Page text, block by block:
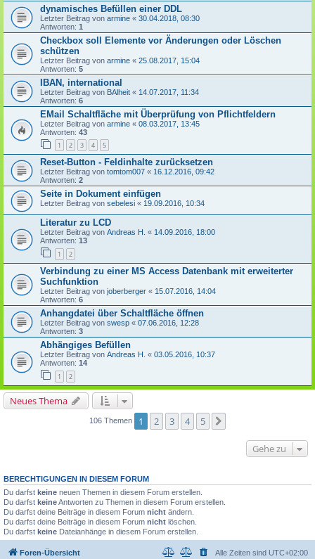
dynamisches Befüllen einer DDL
Letzter Beitrag von armine « 30.04.2018, 08:30
Antworten: 1
Checkbox soll Elemente vor Änderungen oder Löschen
schützen
Letzter Beitrag von armine « 25.08.2017, 15:04
Antworten: 5
IBAN, international
Letzter Beitrag von BAlheit « 14.07.2017, 11:34
Antworten: 6
EMail Schaltfläche mit Überprüfung von Pflichtfeldern
Letzter Beitrag von armine « 08.03.2017, 13:45
Antworten: 43
1 2 3 4 5
Reset-Button - Feldinhalte zurücksetzen
Letzter Beitrag von tomtom007 « 16.12.2016, 09:42
Antworten: 2
Seite in Dokument einfügen
Letzter Beitrag von sebelesi « 19.09.2016, 10:34
Literatur zu LCD
Letzter Beitrag von Andreas H. « 14.09.2016, 18:00
Antworten: 13
1 2
Verbindung zu einer MS Access Datenbank mit erweiterter
Suchfunktion
Letzter Beitrag von joberberger « 15.07.2016, 14:04
Antworten: 6
Anhangdatei über Schaltfläche öffnen
Letzter Beitrag von swesp « 07.06.2016, 12:28
Antworten: 3
Abhängiges Befüllen
Letzter Beitrag von Andreas H. « 03.05.2016, 10:37
Antworten: 14
1 2
Neues Thema
106 Themen 1 2 3 4 5
Gehe zu
BERECHTIGUNGEN IN DIESEM FORUM
Du darfst keine neuen Themen in diesem Forum erstellen.
Du darfst keineAntworten zu Themen in diesem Forum erstellen.
Du darfst deine Beiträge in diesem Forum nicht ändern.
Du darfst deine Beiträge in diesem Forum nicht löschen.
Du darfst keine Dateianhänge in diesem Forum erstellen.
Foren-Übersicht Alle Zeiten sind UTC+02:00